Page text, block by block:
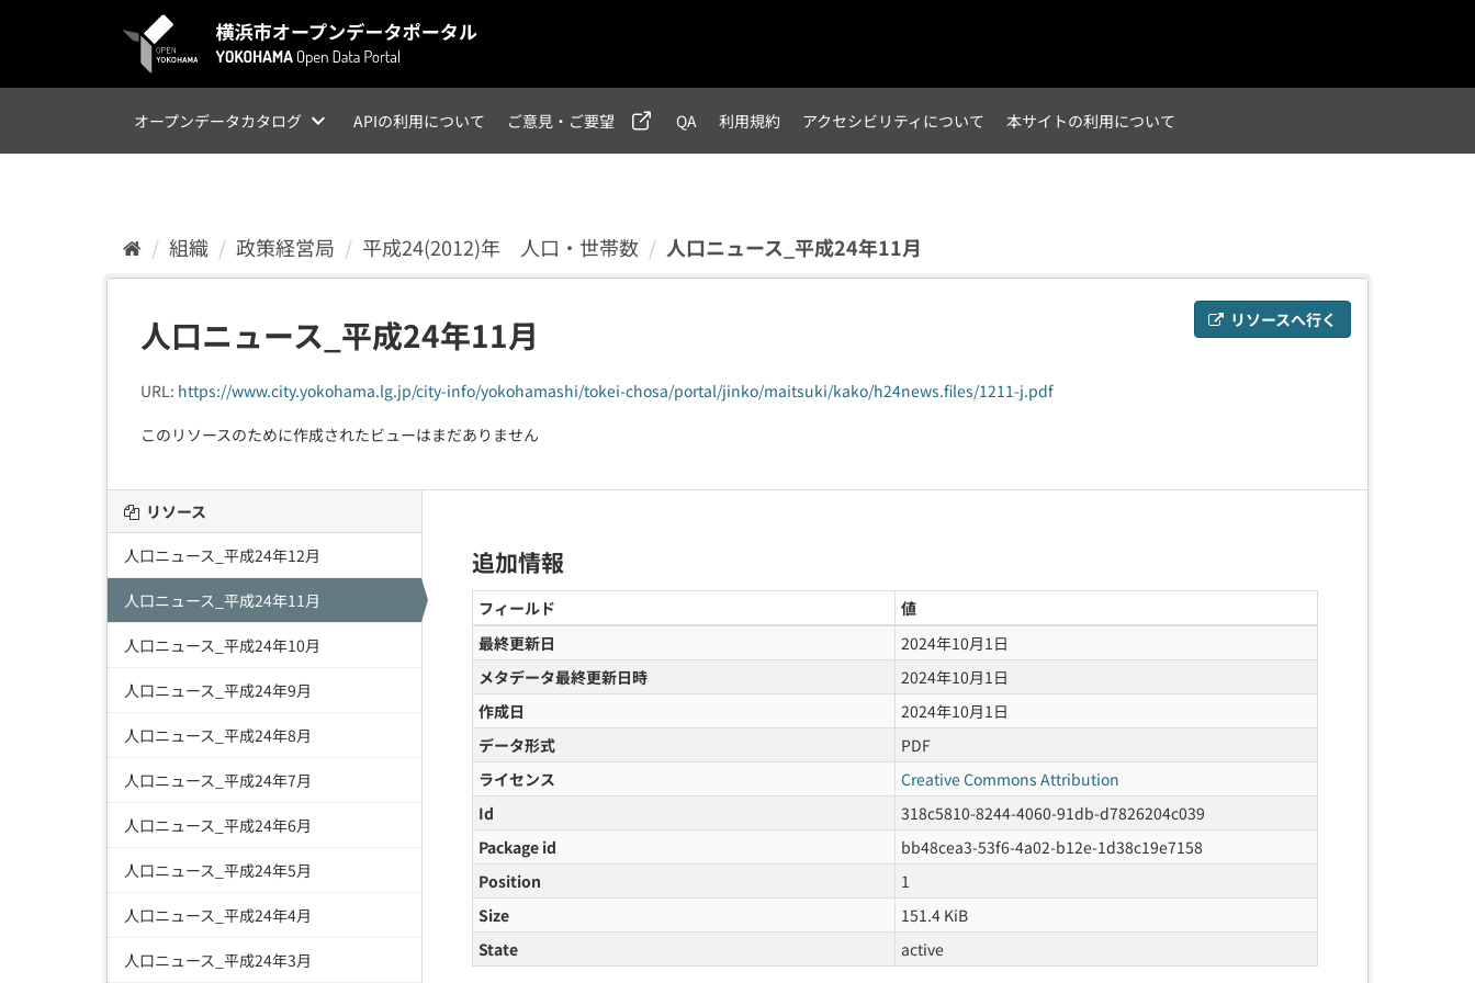
オープンデータカタログ APIの利用について ご意見・ご要望 QA 利用規約 アクセシビリティについて 本サイトの利用について
組織 政策経営局 平成24(2012)年 人口・世帯数 人口ニュース_平成24年11月
リソースへ行く
人口ニュース_平成24年11月
URL: https://www.city.yokohama.lg.jp/city-info/yokohamashi/tokei-chosa/portal/jinko/maitsuki/kako/h24news.files/1211-j.pdf
このリソースのために作成されたビューはまだありません
リソース
人口ニュース_平成24年12月
人口ニュース_平成24年11月
人口ニュース_平成24年10月
人口ニュース_平成24年9月
人口ニュース_平成24年8月
人口ニュース_平成24年7月
人口ニュース_平成24年6月
人口ニュース_平成24年5月
人口ニュース_平成24年4月
人口ニュース_平成24年3月
追加情報
フィールド
値
最終更新日
2024年10月1日
メタデータ最終更新日時
2024年10月1日
作成日
2024年10月1日
データ形式
PDF
ライセンス
Creative Commons Attribution
Id
318c5810-8244-4060-91db-d7826204c039
Package id
bb48cea3-53f6-4a02-b12e-1d38c19e7158
Position
1
Size
151.4 KiB
State
active